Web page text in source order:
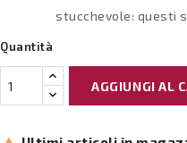
stucchevole: questi
Quantità
AGGIUNGI AL